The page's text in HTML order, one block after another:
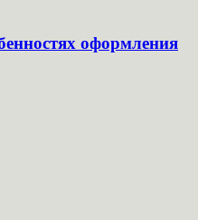
оформления